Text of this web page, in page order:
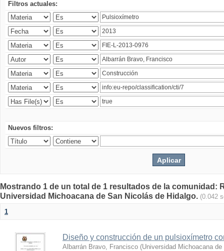
Filtros actuales:
Nuevos filtros:
Mostrando 1 de un total de 1 resultados de la comunidad:
Universidad Michoacana de San Nicolás de Hidalgo. (0.042
1
Diseño y construcción de un pulsioxímetro
Albarrán Bravo, Francisco (Universidad Michoacana